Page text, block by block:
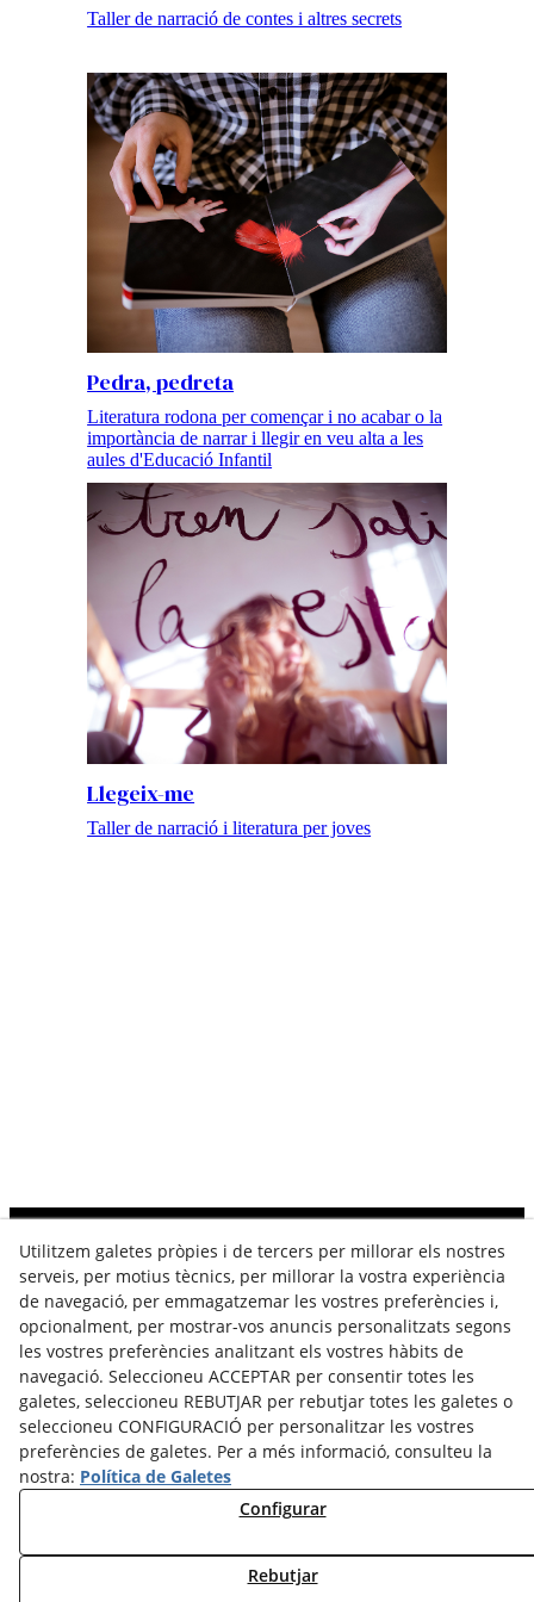
Taller de narració de contes i altres secrets
Pedra, pedreta
Literatura rodona per començar i no acabar o la
importància de narrar i llegir en veu alta a les
aules d'Educació Infantil
Llegeix-me
Taller de narració i literatura per joves
Contacta
646 257 282
hola@sherezadebardaji.com
Segueix-me
Utilitzem galetes pròpies i de tercers per millorar els nostres
serveis, per motius tècnics, per millorar la vostra experiència
de navegació, per emmagatzemar les vostres preferències i,
opcionalment, per mostrar-vos anuncis personalitzats segons
les vostres preferències analitzant els vostres hàbits de
navegació. Seleccioneu ACCEPTAR per consentir totes les
galetes, seleccioneu REBUTJAR per rebutjar totes les galetes o
seleccioneu CONFIGURACIÓ per personalitzar les vostres
preferències de galetes. Per a més informació, consulteu la
nostra: Política de Galetes
Configurar
Rebutjar